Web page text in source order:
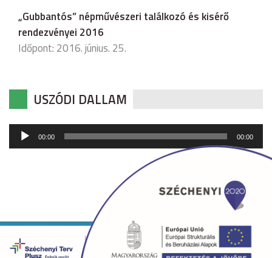
„Gubbantós” népművészeri találkozó és kisérő
rendezvényei 2016
Időpont: 2016. június. 25.
USZÓDI DALLAM
Audió
lejátszó
00:00 00:00
Copyright © 2026 uszod.hu Minden jog fenntartva. •